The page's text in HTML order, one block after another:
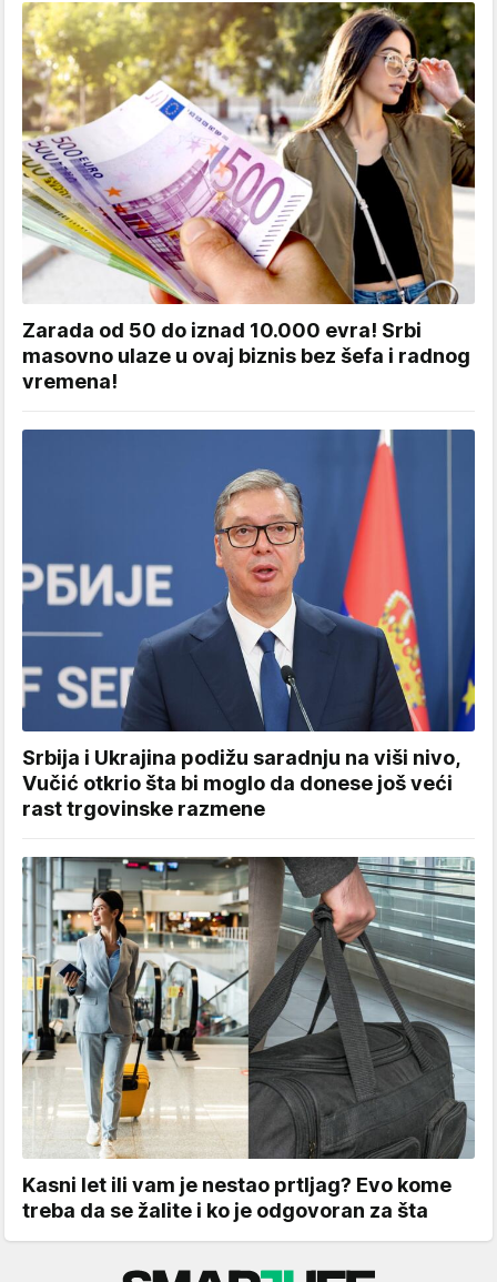
Zarada od 50 do iznad 10.000 evra! Srbi
masovno ulaze u ovaj biznis bez šefa i radnog
vremena!
Srbija i Ukrajina podižu saradnju na viši nivo,
Vučić otkrio šta bi moglo da donese još veći
rast trgovinske razmene
Kasni let ili vam je nestao prtljag? Evo kome
treba da se žalite i ko je odgovoran za šta